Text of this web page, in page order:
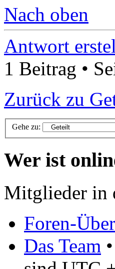
Nach oben
Antwort
1 Beitrag •
Zurück zu
Gehe zu:
Wer ist
Mitglieder in
Foren-
Das Team •